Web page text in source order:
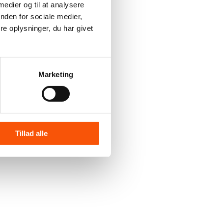
og til at analysere
for sociale medier,
oplysninger, du har givet
Marketing
Tillad alle